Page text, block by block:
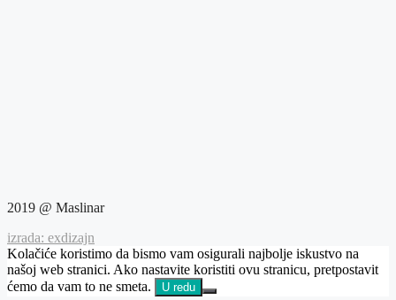
2019 @ Maslinar
izrada: exdizajn
Kolačiće koristimo da bismo vam osigurali najbolje iskustvo na
našoj web stranici. Ako nastavite koristiti ovu stranicu, pretpostavit
ćemo da vam to ne smeta.
U redu